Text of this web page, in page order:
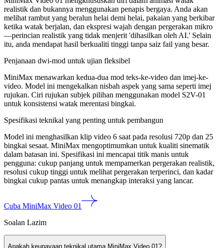
realistik dan bukannya menggunakan penapis bergaya. Anda akan
melihat rambut yang beralun helai demi helai, pakaian yang berkibar
ketika watak berjalan, dan ekspresi wajah dengan pergerakan mikro
—perincian realistik yang tidak menjerit 'dihasilkan oleh AI.' Selain
itu, anda mendapat hasil berkualiti tinggi tanpa saiz fail yang besar.
Penjanaan dwi-mod untuk ujian fleksibel
MiniMax menawarkan kedua-dua mod teks-ke-video dan imej-ke-
video. Model ini mengekalkan nisbah aspek yang sama seperti imej
rujukan. Ciri rujukan subjek pilihan menggunakan model S2V-01
untuk konsistensi watak merentasi bingkai.
Spesifikasi teknikal yang penting untuk pembangun
Model ini menghasilkan klip video 6 saat pada resolusi 720p dan 25
bingkai sesaat. MiniMax mengoptimumkan untuk kualiti sinematik
dalam batasan ini. Spesifikasi ini mencapai titik manis untuk
pengguna: cukup panjang untuk mempamerkan pergerakan realistik,
resolusi cukup tinggi untuk melihat pergerakan terperinci, dan kadar
bingkai cukup pantas untuk menangkap interaksi yang lancar.
Cuba MiniMax Video 01
Soalan Lazim
Apakah keupayaan teknikal utama MiniMax Video 01?